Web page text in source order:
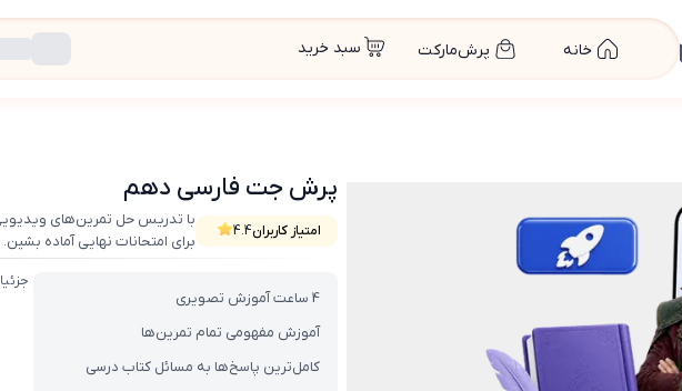
خانه پرش‌مارکت سبد خرید
پرش جت فارسی دهم
امتیاز کاربران4.4
با تدریس حل تمرین‌های
برای امتحانات نهایی آماده بشین.
4 ساعت آموزش تصویری
آموزش مفهومی تمام تمرین‌ها
کامل‌ترین پاسخ‌ها به مسائل کتاب درسی